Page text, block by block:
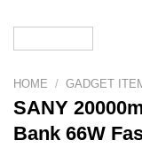
HOME / GADGET
SANY
Bank 66W